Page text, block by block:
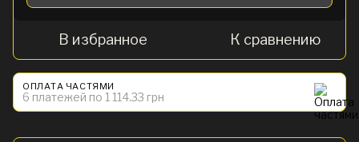
В избранное К сравнению
ОПЛАТА ЧАСТЯМИ
6 платежей по 1 114.33 грн